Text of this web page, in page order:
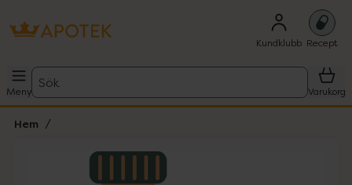
Kundklubb Recept
Meny
Sök
Varukorg
Hem
Lista: . Innehåller 1 objekt.